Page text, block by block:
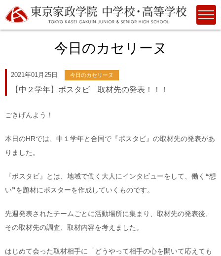
今日のカセリーヌ
2021年01月25日 今日のカセリーヌ
【中２学年】ポスタビ 取材先の発表！！！
ごきげんよう！
本日のHRでは、中１学年と合同で『ポスタビ』の取材先の発表があ
りました。
『ポスタビ』とは、地域で働く大人にインタビューをして、働く❝想
い❞を題材にポスターを作成していくものです。
先週発表されたチームごとに活動場所に集まり、取材先の発表後、
その取材先の調査、取材内容を考えました。
はじめて会った取材相手に「どうやって相手の心を開いて応えても